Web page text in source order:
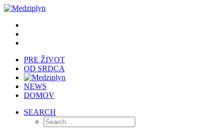
PRE ŽIVOT
OD SRDCA
NEWS
DOMOV
SEARCH